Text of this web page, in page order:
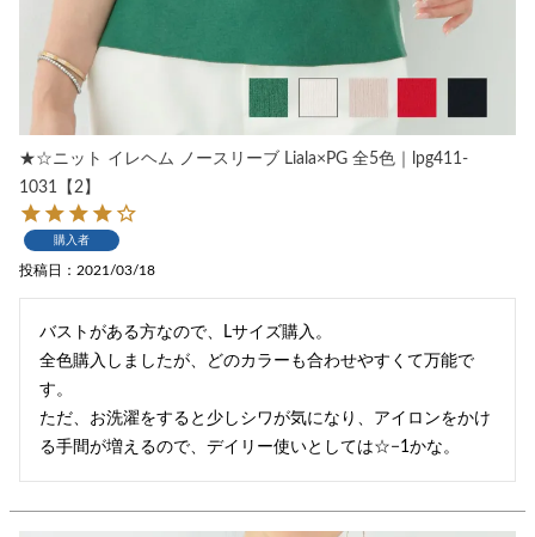
★☆ニット イレヘム ノースリーブ Liala×PG 全5色｜lpg411-
1031【2】
購入者
投稿日 2021/03/18
バストがある方なので、Lサイズ購入。
全色購入しましたが、どのカラーも合わせやすくて万能で
す。
ただ、お洗濯をすると少しシワが気になり、アイロンをかけ
る手間が増えるので、デイリー使いとしては☆−1かな。